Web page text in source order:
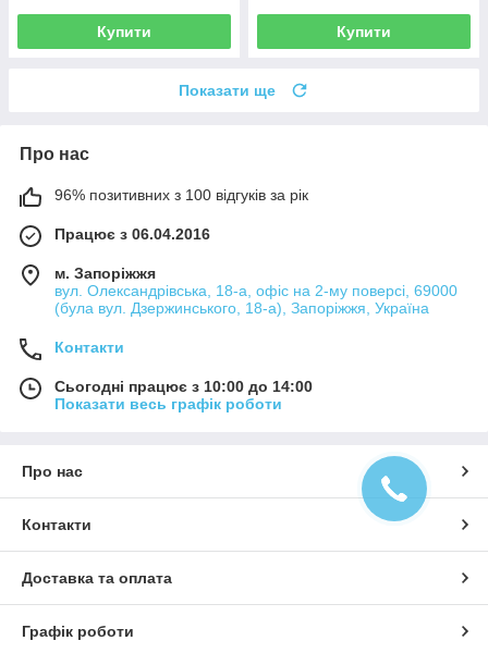
Купити Купити
Показати ще
Про нас
96% позитивних з 100 відгуків за рік
Працює з 06.04.2016
м. Запоріжжя
вул. Олександрівська, 18-а, офіс на 2-му поверсі, 69000
(була вул. Дзержинського, 18-а), Запоріжжя, Україна
Контакти
Сьогодні працює з 10:00 до 14:00
Показати весь графік роботи
Про нас
Контакти
Доставка та оплата
Графік роботи